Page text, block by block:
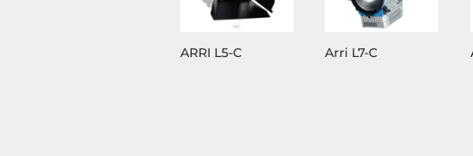
ARRI L5-C Arri L7-C